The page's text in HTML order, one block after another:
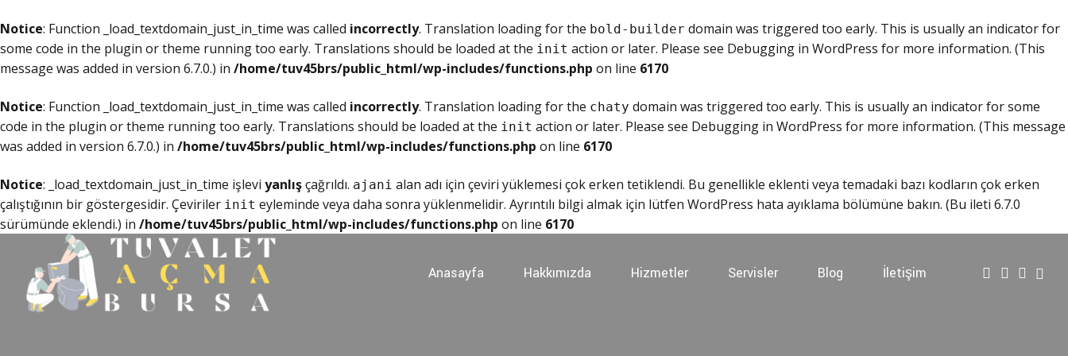
Notice: Function _load_textdomain_just_in_time was called incorrectly. Translation loading for the bold-builder domain was triggered too early. This is usually an indicator for
some code in the plugin or theme running too early. Translations should be loaded at the init action or later. Please see Debugging in WordPress for more information. (This
message was added in version 6.7.0.) in /home/tuv45brs/public_html/wp-includes/functions.php on line 6170
Notice: Function _load_textdomain_just_in_time was called incorrectly. Translation loading for the chaty domain was triggered too early. This is usually an indicator for some
code in the plugin or theme running too early. Translations should be loaded at the init action or later. Please see Debugging in WordPress for more information. (This message
was added in version 6.7.0.) in /home/tuv45brs/public_html/wp-includes/functions.php on line 6170
Notice: _load_textdomain_just_in_time işlevi yanlışçağrıldı. ajani alan adı için çeviri yüklemesi çok erken tetiklendi. Bu genellikle eklenti veya temadaki bazı kodların çok erken
çalıştığının bir göstergesidir. Çeviriler init eyleminde veya daha sonra yüklenmelidir. Ayrıntılı bilgi almak için lütfen WordPress hata ayıklama bölümüne bakın. (Bu ileti 6.7.0
sürümünde eklendi.) in /home/tuv45brs/public_html/wp-includes/functions.php on line 6170
Anasayfa Hakkımızda Hizmetler Servisler Blog İletişim